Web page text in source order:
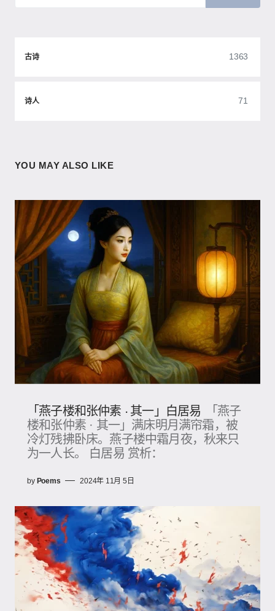
古诗 1363
诗人 71
YOU MAY ALSO LIKE
「燕子楼和张仲素 · 其一」白居易
「燕子
楼和张仲素 · 其一」满床明月满帘霜，被
冷灯残拂卧床。燕子楼中霜月夜，秋来只
为一人长。 白居易 赏析：
by Poems 2024年 11月 5日